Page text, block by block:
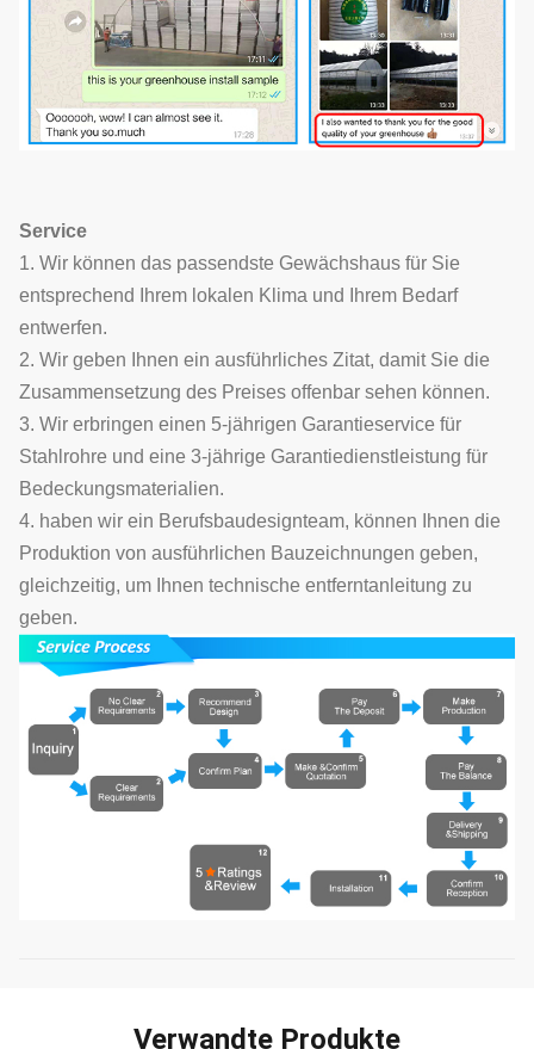
Service
1. Wir können das passendste Gewächshaus für Sie
entsprechend Ihrem lokalen Klima und Ihrem Bedarf
entwerfen.
2. Wir geben Ihnen ein ausführliches Zitat, damit Sie die
Zusammensetzung des Preises offenbar sehen können.
3. Wir erbringen einen 5-jährigen Garantieservice für
Stahlrohre und eine 3-jährige Garantiedienstleistung für
Bedeckungsmaterialien.
4. haben wir ein Berufsbaudesignteam, können Ihnen die
Produktion von ausführlichen Bauzeichnungen geben,
gleichzeitig, um Ihnen technische entferntanleitung zu
geben.
Verwandte Produkte